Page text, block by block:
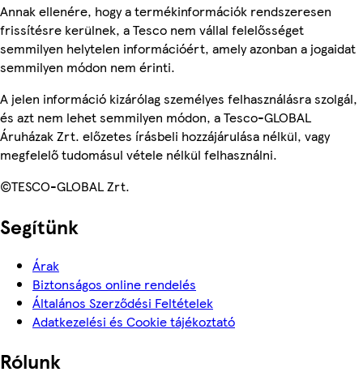
Annak ellenére, hogy a termékinformációk rendszeresen
frissítésre kerülnek, a Tesco nem vállal felelősséget
semmilyen helytelen információért, amely azonban a jogaidat
semmilyen módon nem érinti.
A jelen információ kizárólag személyes felhasználásra szolgál,
és azt nem lehet semmilyen módon, a Tesco-GLOBAL
Áruházak Zrt. előzetes írásbeli hozzájárulása nélkül, vagy
megfelelő tudomásul vétele nélkül felhasználni.
©TESCO-GLOBAL Zrt.
Segítünk
Árak
Biztonságos online rendelés
Általános Szerződési Feltételek
Adatkezelési és Cookie tájékoztató
Rólunk